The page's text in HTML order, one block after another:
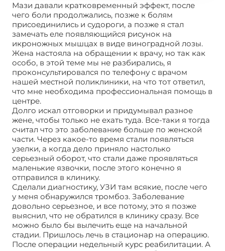
Мази давали кратковременный эффект, после
чего боли продолжались, позже к болям
присоединились и судороги, а позже я стал
замечать еле появляющийся рисунок на
икроножных мышцах в виде виноградной лозы.
Жена настояла на обращении к врачу, но так как
особо, в этой теме мы не разбирались, я
проконсультировался по телефону с врачом
нашей местной поликлиники, на что тот ответил,
что мне необходима профессиональная помощь в
центре.
Долго искал отговорки и придумывал разное
жене, чтобы только не ехать туда. Все-таки я тогда
считал что это заболевание больше по женской
части. Через какое-то время стали появляться
узелки, а когда дело приняло настолько
серьезный оборот, что стали даже проявляться
маленькие язвочки, после этого конечно я
отправился в клинику.
Сделали диагностику, УЗИ там всякие, после чего
у меня обнаружился тромбоз. Заболевание
довольно серьезное, и все потому, это я позже
выяснил, что не обратился в клинику сразу. Все
можно было бы вылечить еще на начальной
стадии. Пришлось лечь в стационар на операцию.
После операции недельный курс реабилитации. А